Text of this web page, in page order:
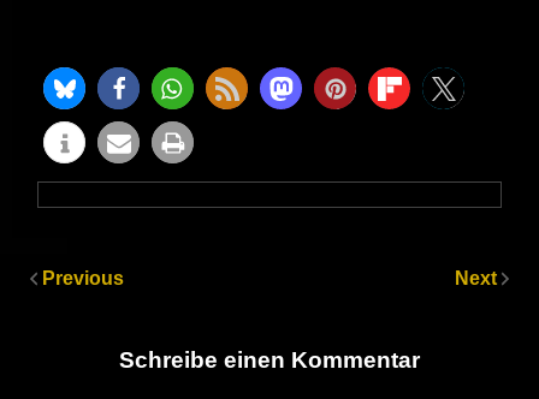
Previous Next
Schreibe einen Kommentar